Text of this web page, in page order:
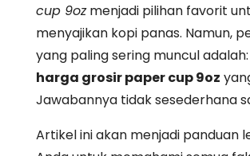
cup 9ozmenjadi pilihan favorit
menyajikan kopi panas. Namun,
yang paling sering muncul
harga grosir paper cup 9oz
Jawabannya tidak sesederhana
Artikel ini akan menjadi panduan